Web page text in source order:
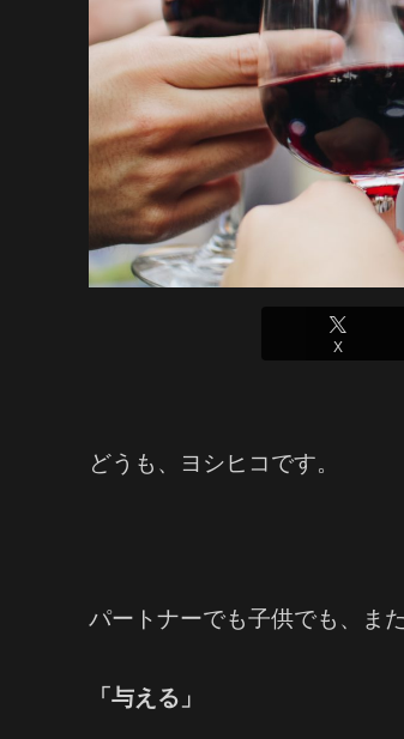
X
どうも、ヨシヒコです。
パートナーでも子供でも、ま
「与える」